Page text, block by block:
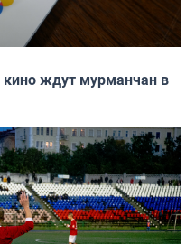
кино ждут мурманчан в